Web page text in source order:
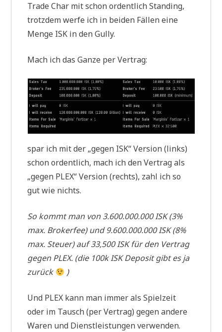
Trade Char mit schon ordentlich Standing,
trotzdem werfe ich in beiden Fällen eine
Menge ISK in den Gully.
Mach ich das Ganze per Vertrag:
spar ich mit der „gegen ISK“ Version (links)
schon ordentlich, mach ich den Vertrag als
„gegen PLEX“ Version (rechts), zahl ich so
gut wie nichts.
So kommt man von 3.600.000.000 ISK (3%
max. Brokerfee) und 9.600.000.000 ISK (8%
max. Steuer) auf 33,500 ISK für den Vertrag
gegen PLEX. (die 100k ISK Deposit gibt es ja
zurück
)
Und PLEX kann man immer als Spielzeit
oder im Tausch (per Vertrag) gegen andere
Waren und Dienstleistungen verwenden.